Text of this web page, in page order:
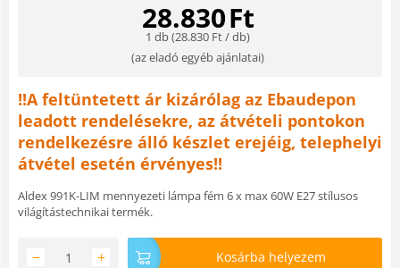
28.830Ft
1 db (28.830 Ft/ db)
(az eladó egyéb ajánlatai)
!!A feltüntetett ár kizárólag az Ebaudepon
leadott rendelésekre, az átvételi pontokon
rendelkezésre álló készlet erejéig, telephelyi
átvétel esetén érvényes!!
Aldex 991K-LIM mennyezeti lámpa fém 6 x max 60W E27 stílusos
világítástechnikai termék.
+
− Kosárba helyezem